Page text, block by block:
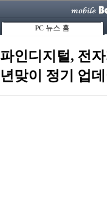
PC 뉴스 홈
파인디지털, 전
년맞이 정기 업